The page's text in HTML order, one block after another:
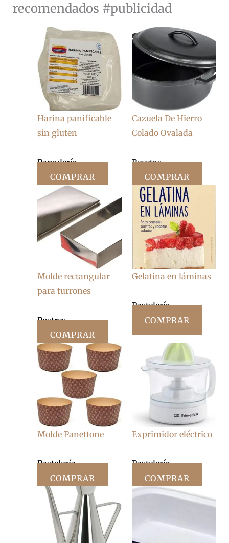
recomendados #publicidad
Harina panificable
sin gluten
Panadería
COMPRAR
Cazuela De Hierro
Colado Ovalada
Recetas
COMPRAR
Molde rectangular
para turrones
Postres
COMPRAR
Gelatina en láminas
Pastelería
COMPRAR
Molde Panettone
Pastelería
COMPRAR
Exprimidor eléctrico
Pastelería
COMPRAR